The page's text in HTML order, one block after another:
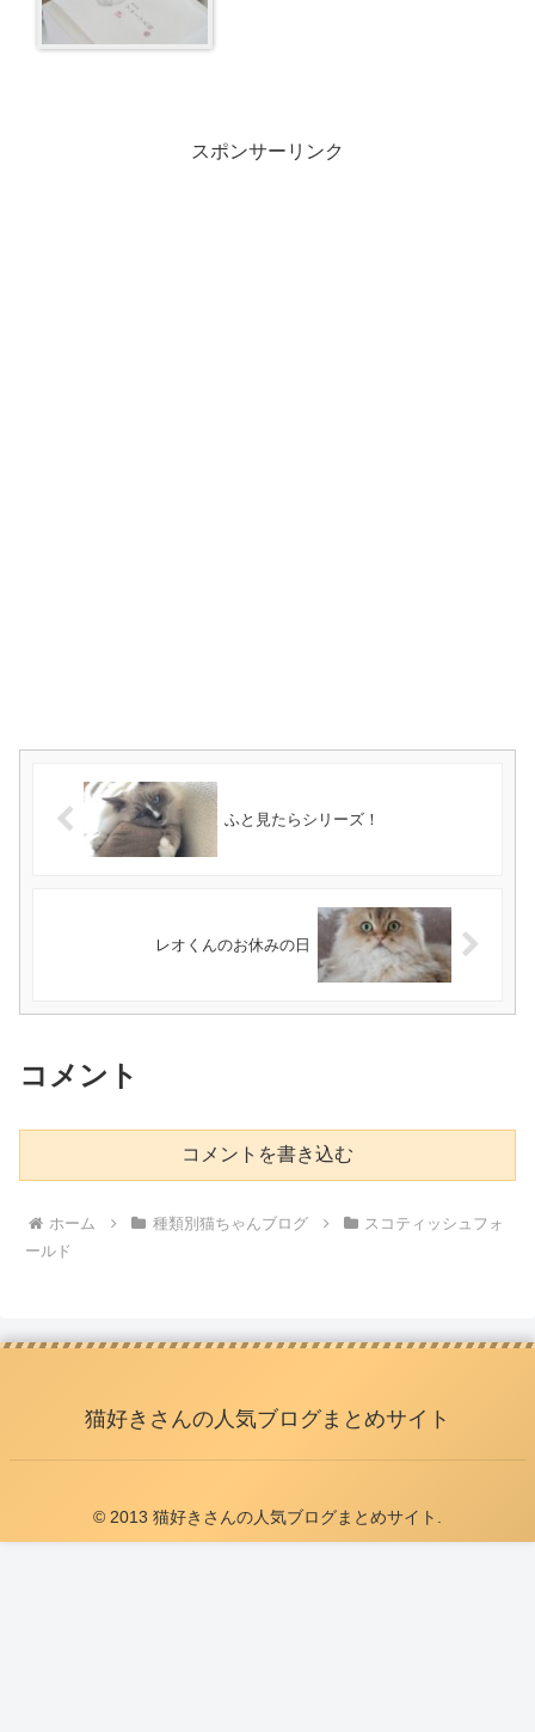
スポンサーリンク
ふと見たらシリーズ！
レオくんのお休みの日
コメント
コメントを書き込む
ホーム 種類別猫ちゃんブログ
スコティッシュフォ
ールド
猫好きさんの人気ブログまとめサイト
© 2013 猫好きさんの人気ブログまとめサイト.